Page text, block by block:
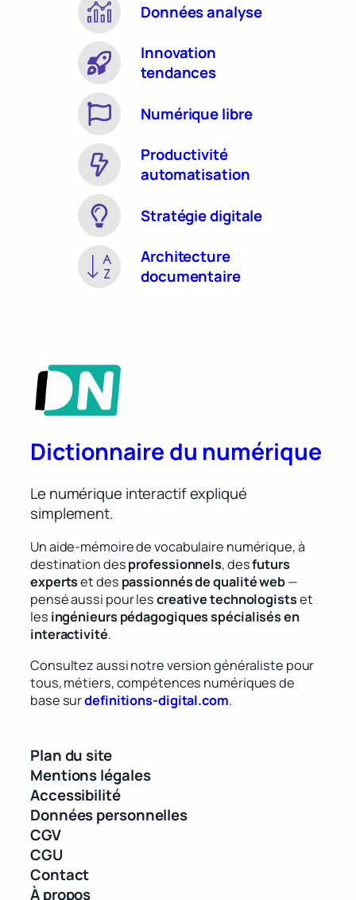
Données analyse
Innovation
tendances
Numérique libre
Productivité
automatisation
Stratégie digitale
Architecture
documentaire
Dictionnaire du numérique
Le numérique interactif expliqué
simplement.
Un aide-mémoire de vocabulaire numérique, à
destination desprofessionnels, desfuturs
expertset des passionnés de qualité web—
pensé aussi pour lescreative technologistset
les ingénieurs pédagogiques spécialisés en
interactivité.
Consultez aussi notre version généraliste pour
tous, métiers, compétences numériques de
base surdefinitions-digital.com.
Plan du site
Mentions légales
Accessibilité
Données personnelles
CGV
CGU
Contact
À propos